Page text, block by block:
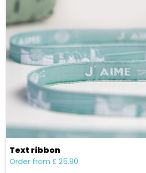
Text ribbon
Order from £ 25.90